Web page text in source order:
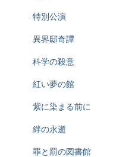
特別公演
異界邸奇譚
科学の殺意
紅い夢の館
紫に染まる前に
絆の永逝
罪と罰の図書館